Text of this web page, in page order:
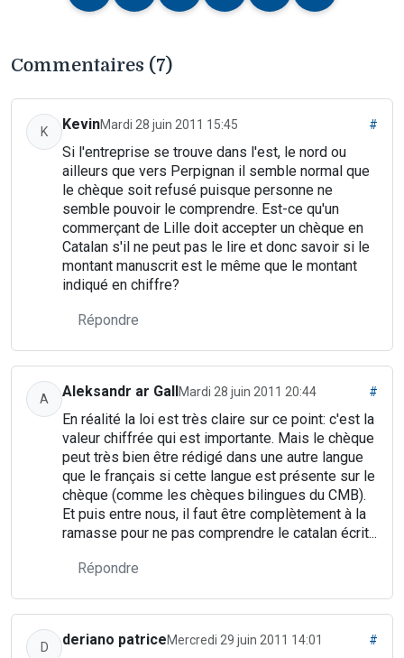
Commentaires (7)
K KevinMardi 28 juin 2011 15:45 #
Si l'entreprise se trouve dans l'est, le nord ou
ailleurs que vers Perpignan il semble normal que
le chèque soit refusé puisque personne ne
semble pouvoir le comprendre. Est-ce qu'un
commerçant de Lille doit accepter un chèque en
Catalan s'il ne peut pas le lire et donc savoir si le
montant manuscrit est le même que le montant
indiqué en chiffre?
Répondre
A Aleksandr ar Gall Mardi 28 juin 2011 20:44 #
En réalité la loi est très claire sur ce point: c'est la
valeur chiffrée qui est importante. Mais le chèque
peut très bien être rédigé dans une autre langue
que le français si cette langue est présente sur le
chèque (comme les chèques bilingues du CMB).
Et puis entre nous, il faut être complètement à la
ramasse pour ne pas comprendre le catalan écrit...
Répondre
D deriano patriceMercredi 29 juin 2011 14:01 #